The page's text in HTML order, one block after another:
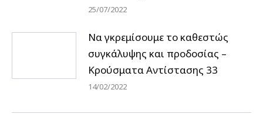
25/07/2022
Να γκρεμίσουμε το καθεστώς
συγκάλυψης και προδοσίας –
Κρούσματα Αντίστασης 33
14/02/2022